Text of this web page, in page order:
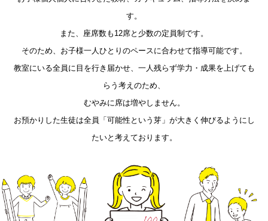
す。
また、座席数も12席と少数の定員制です。
そのため、お子様一人ひとりのペースに合わせて指導可能です。
教室にいる全員に目を行き届かせ、一人残らず学力・成果を上げても
らう考えのため、
むやみに席は増やしません。
お預かりした生徒は全員「可能性という芽」が大きく伸びるようにし
たいと考えております。